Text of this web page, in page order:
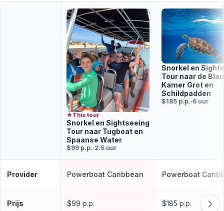
★This tour
Snorkel en Sightseeing
Tour naar Tugboat en
Spaanse Water
$99 p.p.·2.5 uur
Snorkel en
Tour naar de
Kamer Grot en
Schildpadden
$185 p.p.·6 uur
Provider Powerboat Caribbean Powerboat
Prijs $99 p.p. $185 p.p.